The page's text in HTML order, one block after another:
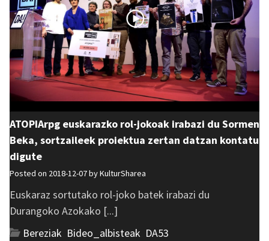
ATOPIArpg euskarazko rol-jokoak irabazi du Sormen
Beka, sortzaileek proiektua zertan datzan kontatu
digute
Posted on 2018-12-07 byKulturSharea
Euskaraz sortutako rol-joko batek irabazi du
Durangoko Azokako [...]
Bereziak Bideo_albisteak DA53